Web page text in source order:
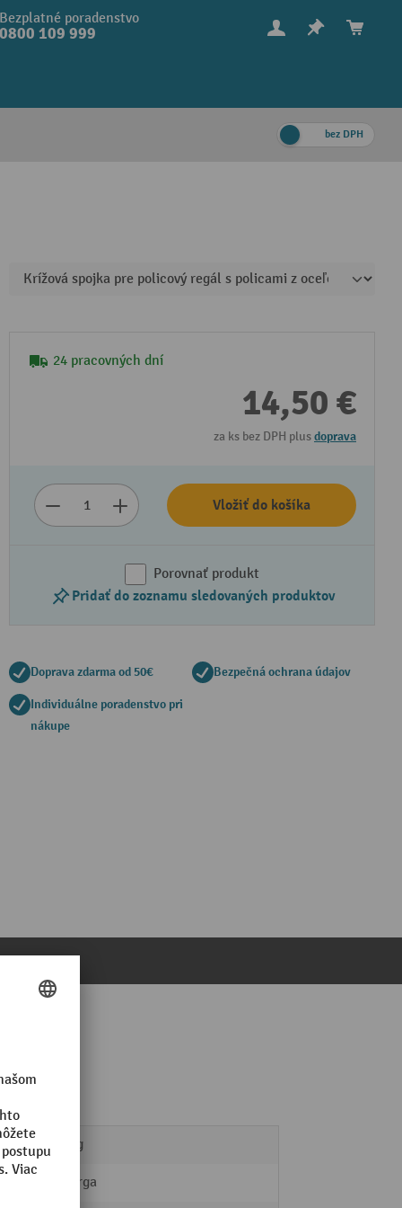
Bezplatné poradenstvo
0800 109 999
bez DPH
24 pracovných dní
14,50 €
za ks bez DPH plusdoprava
Vložiť do košíka
Porovnať produkt
Pridať do zoznamu sledovaných produktov
Doprava zdarma od 50€ Bezpečná ochrana údajov
Individuálne poradenstvo pri
nákupe
0,34 kg
ManOrga